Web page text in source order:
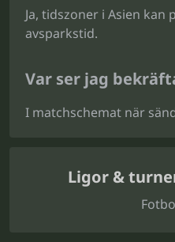
Ja, tidszoner i Asien kan
avsparkstid.
Var ser jag
I matchschemat när
Ligor &